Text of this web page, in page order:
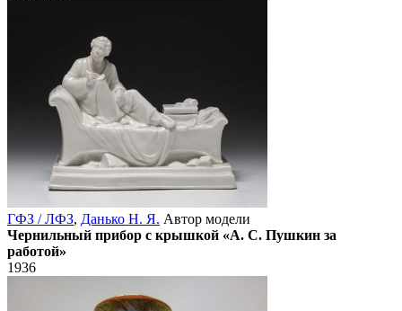
ГФЗ / ЛФЗ, Данько Н. Я. Автор модели
Чернильный прибор с крышкой «А. С. Пушкин за
работой»
1936